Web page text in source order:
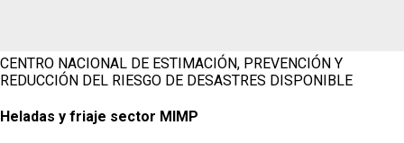
CENTRO NACIONAL DE ESTIMACIÓN, PREVENCIÓN Y
REDUCCIÓN DEL RIESGO DE DESASTRES DISPONIBLE
Heladas y friaje sector MIMP